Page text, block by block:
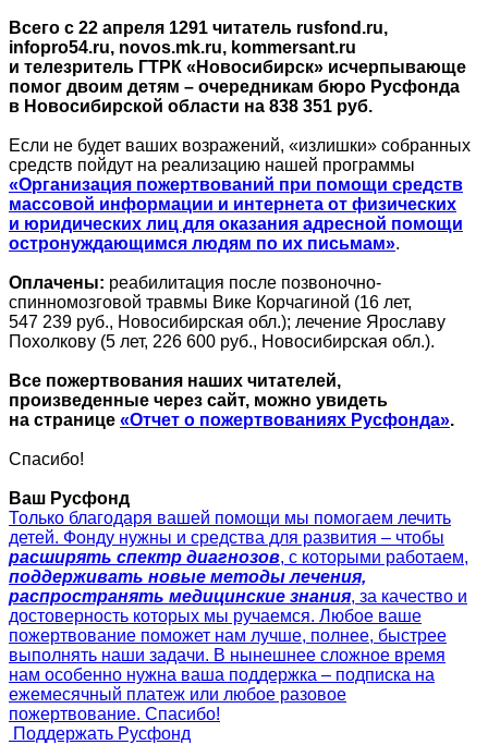
Всего с 22 апреля 1291 читатель rusfond.ru,
infopro54.ru, novos.mk.ru, kommersant.ru
и телезритель ГТРК «Новосибирск» исчерпывающе
помог двоим детям – очередникам бюро Русфонда
в Новосибирской области на 838 351 руб.
Если не будет ваших возражений, «излишки» собранных
средств пойдут на реализацию нашей программы
«Организация пожертвований при помощи средств
массовой информации и интернета от физических
и юридических лиц для оказания адресной помощи
остронуждающимся людям по их письмам».
Оплачены: реабилитация после позвоночно-
спинномозговой травмы Вике Корчагиной (16 лет,
547 239 руб., Новосибирская обл.); лечение Ярославу
Похолкову (5 лет, 226 600 руб., Новосибирская обл.).
Все пожертвования наших читателей,
произведенные через сайт, можно увидеть
на странице «Отчет о пожертвованиях Русфонда».
Спасибо!
Ваш Русфонд
Только благодаря вашей помощи мы помогаем лечить
детей. Фонду нужны и средства для развития – чтобы
расширять спектр диагнозов, с которыми работаем,
поддерживать новые методы лечения,
распространять медицинские знания, за качество и
достоверность которых мы ручаемся. Любое ваше
пожертвование поможет нам лучше, полнее, быстрее
выполнять наши задачи. В нынешнее сложное время
нам особенно нужна ваша поддержка – подписка на
ежемесячный платеж или любое разовое
пожертвование. Спасибо!
Поддержать Русфонд